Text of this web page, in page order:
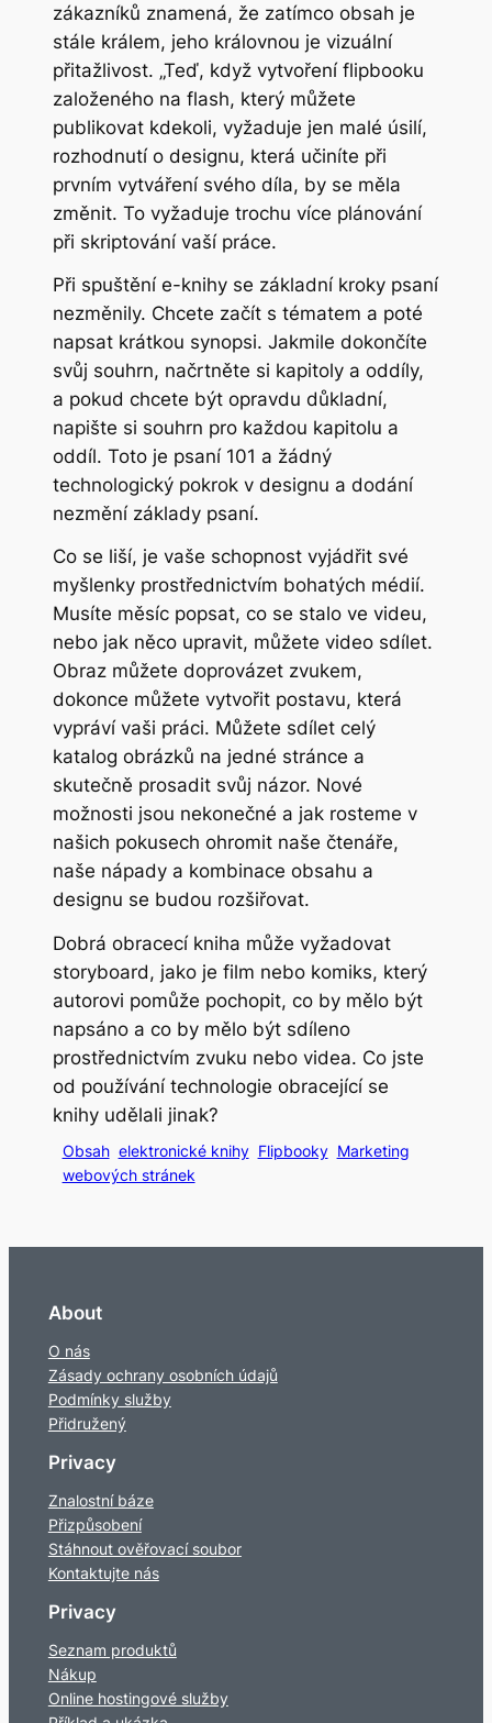
zákazníků znamená, že zatímco obsah je
stále králem, jeho královnou je vizuální
přitažlivost. „Teď, když vytvoření flipbooku
založeného na flash, který můžete
publikovat kdekoli, vyžaduje jen malé úsilí,
rozhodnutí o designu, která učiníte při
prvním vytváření svého díla, by se měla
změnit. To vyžaduje trochu více plánování
při skriptování vaší práce.
Při spuštění e-knihy se základní kroky psaní
nezměnily. Chcete začít s tématem a poté
napsat krátkou synopsi. Jakmile dokončíte
svůj souhrn, načrtněte si kapitoly a oddíly,
a pokud chcete být opravdu důkladní,
napište si souhrn pro každou kapitolu a
oddíl. Toto je psaní 101 a žádný
technologický pokrok v designu a dodání
nezmění základy psaní.
Co se liší, je vaše schopnost vyjádřit své
myšlenky prostřednictvím bohatých médií.
Musíte měsíc popsat, co se stalo ve videu,
nebo jak něco upravit, můžete video sdílet.
Obraz můžete doprovázet zvukem,
dokonce můžete vytvořit postavu, která
vypráví vaši práci. Můžete sdílet celý
katalog obrázků na jedné stránce a
skutečně prosadit svůj názor. Nové
možnosti jsou nekonečné a jak rosteme v
našich pokusech ohromit naše čtenáře,
naše nápady a kombinace obsahu a
designu se budou rozšiřovat.
Dobrá obracecí kniha může vyžadovat
storyboard, jako je film nebo komiks, který
autorovi pomůže pochopit, co by mělo být
napsáno a co by mělo být sdíleno
prostřednictvím zvuku nebo videa. Co jste
od používání technologie obracející se
knihy udělali jinak?
Obsah elektronické knihy Flipbooky Marketing
webových stránek
About
O nás
Zásady ochrany osobních údajů
Podmínky služby
Přidružený
Privacy
Znalostní báze
Přizpůsobení
Stáhnout ověřovací soubor
Kontaktujte nás
Privacy
Seznam produktů
Nákup
Online hostingové služby